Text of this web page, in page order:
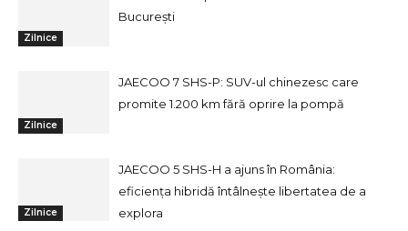
Zilnice
București
Zilnice
JAECOO 7 SHS-P: SUV-ul chinezesc care
promite 1.200 km fără oprire la pompă
Zilnice
JAECOO 5 SHS-H a ajuns în România:
eficiența hibridă întâlnește libertatea de a
explora